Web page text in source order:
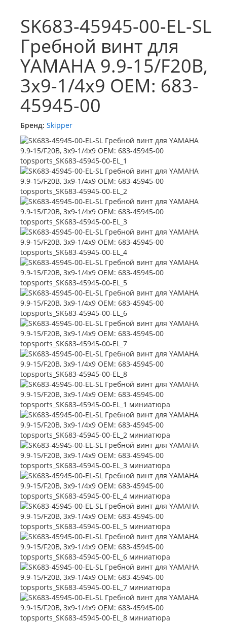
SK683-45945-00-EL-SL
Гребной винт для
YAMAHA 9.9-15/F20B,
3x9-1/4x9 OEM: 683-
45945-00
Бренд: Skipper